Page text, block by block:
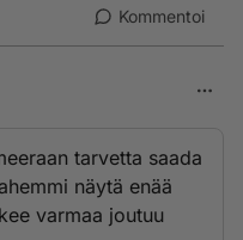
Kommentoi
tarvetta saada
näytä enää
varmaa joutuu